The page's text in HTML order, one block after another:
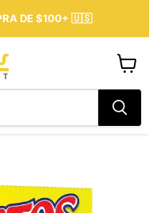
DE $100+ 🇺🇸
carrito